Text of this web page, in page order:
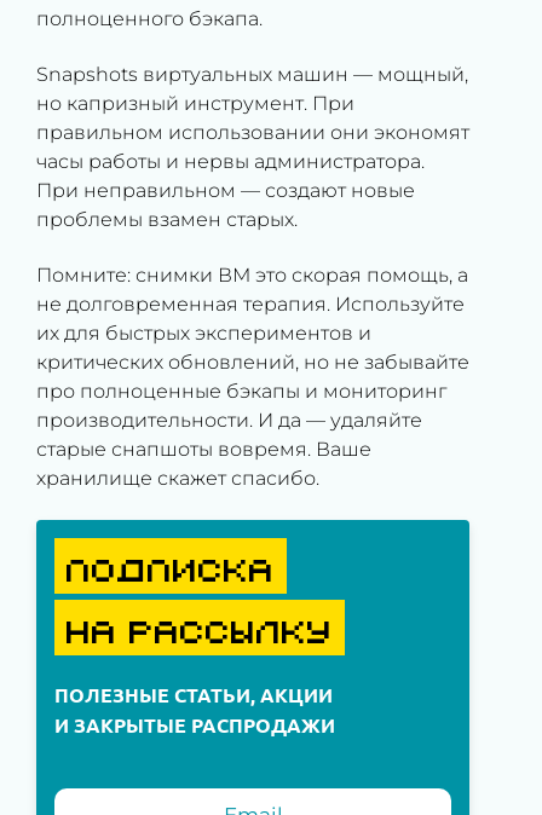
полноценного бэкапа.
Snapshots виртуальных машин — мощный,
но капризный инструмент. При
правильном использовании они экономят
часы работы и нервы администратора.
При неправильном — создают новые
проблемы взамен старых.
Помните: снимки ВМ это скорая помощь, а
не долговременная терапия. Используйте
их для быстрых экспериментов и
критических обновлений, но не забывайте
про полноценные бэкапы и мониторинг
производительности. И да — удаляйте
старые снапшоты вовремя. Ваше
хранилище скажет спасибо.
ПОДПИСКА
НА РАССЫЛКУ
ПОЛЕЗНЫЕ СТАТЬИ, АКЦИИ
И ЗАКРЫТЫЕ РАСПРОДАЖИ